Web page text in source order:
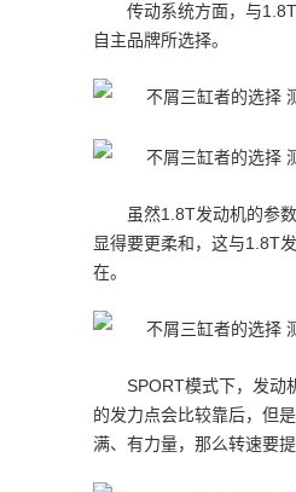
传动系统方面，与
自主品牌所选择。
虽然1.8T发动机的参
显得要更柔和，这与1.8T
在。
SPORT模式下，发动
的发力点会比较靠后，但
满、有力量，那么转速要